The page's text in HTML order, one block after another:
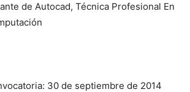
de Autocad, Técnica Profesional En
30 de septiembre de 2014